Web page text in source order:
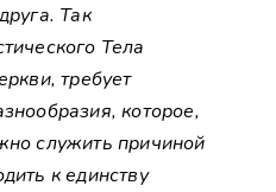
Так
Тела
требует
которое,
служить причиной
к единству